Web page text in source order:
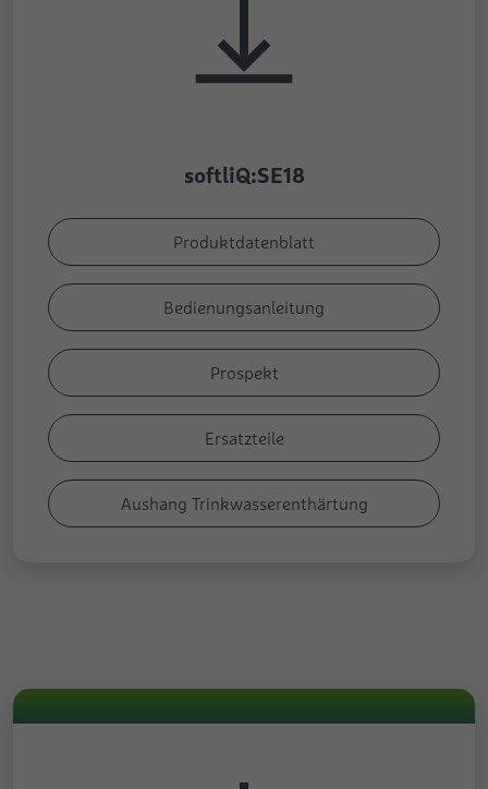
softliQ:SE18
Produktdatenblatt
Bedienungsanleitung
Prospekt
Ersatzteile
Aushang Trinkwasserenthärtung